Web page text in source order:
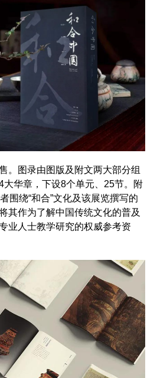
图录由图版及附文两大部分组
大华章，下设8个单元、25节。附
围绕“和合”文化及该展览撰写的
其作为了解中国传统文化的普及
业人士教学研究的权威参考资